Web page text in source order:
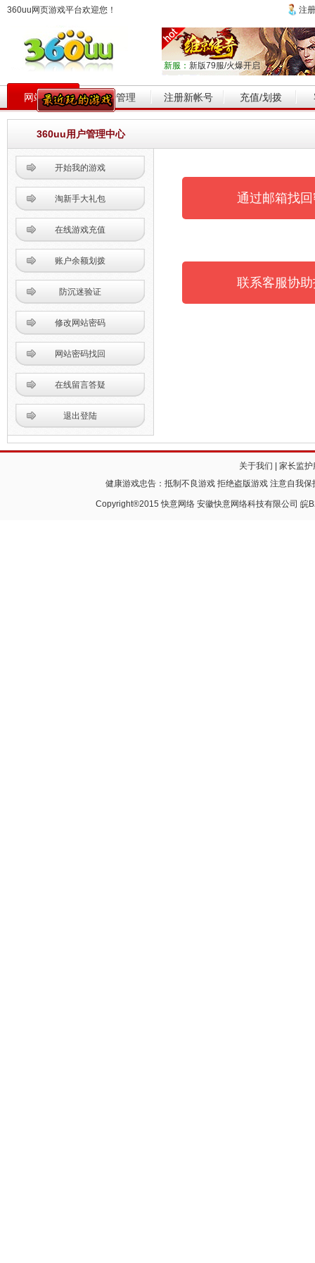
360uu网页游戏平台欢迎您！ 注册
新服： 新版79服/火爆开启
网站首页 帐号管理 注册新帐号 充值/划拨
360uu用户管理中心
开始我的游戏
淘新手大礼包
在线游戏充值
账户余额划拨
防沉迷验证
修改网站密码
网站密码找回
在线留言答疑
退出登陆
通过邮箱找
联系客服协
关于我们
家长监护
健康游戏忠告：抵制不良游戏 拒绝盗版游戏 注意自我
Copyright®2015 快意网络 安徽快意网络科技有限公司 皖